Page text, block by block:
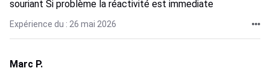
souriant Si problème la réactivité est immediate
Expérience du : 26 mai 2026
Marc P.